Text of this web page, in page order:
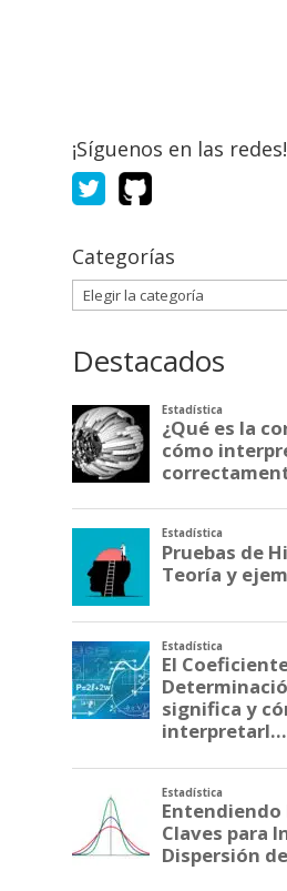
¡Síguenos en las redes!
Categorías
Categorías
Destacados